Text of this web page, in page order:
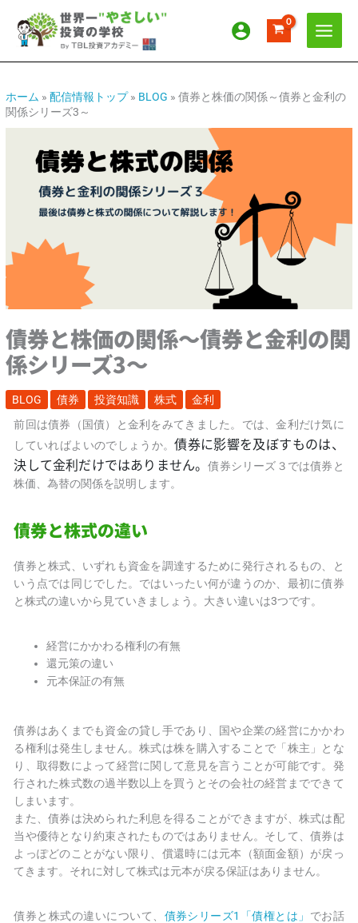
ス
ッ
プ
ホーム »配信情報トップ» BLOG »債券と株価の関係～債券と金利の
関係シリーズ3～
債券と株価の関係～債券と金利の関
係シリーズ3～
BLOG 債券 投資知識 株式
金利
前回は債券（国債）と金利をみてきました。では、金利だけ気に
していればよいのでしょうか。債券に影響を及ぼすものは、
決して金利だけではありません。債券シリーズ３では債券と
株価、為替の関係を説明します。
債券と株式の違い
債券と株式、いずれも資金を調達するために発行されるもの、と
いう点では同じでした。ではいったい何が違うのか、 最初に債券
と株式の違いから見ていきましょう。大きい違いは3つです。
経営にかかわる権利の有無
還元策の違い
元本保証の有無
債券はあくまでも資金の貸し手であり、国や企業の経営にかかわ
る権利は発生しません。株式は株を購入することで「株主」とな
り、取得数によって経営に関して意見を言うことが可能です。発
行された株式数の過半数以上を買うとその会社の経営までできて
しまいます。
また、債券は決められた利息を得ることができますが、株式は配
当や優待となり約束されたものではありません。そして、債券は
よっぽどのことがない限り、償還時には元本（額面金額）が戻っ
てきます。それに対して株式は元本が戻る保証はありません。
債券と株式の違いについて、 債券シリーズ1「債権とは」 でお話
ー
ブ
テ
ー